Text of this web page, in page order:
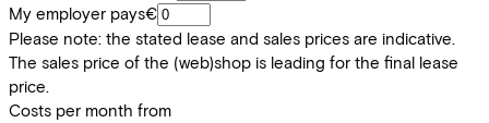
My employer pays€
Please note: the stated lease and sales prices are indicative.
The sales price of the (web)shop is leading for the final lease
price.
Costs per month from